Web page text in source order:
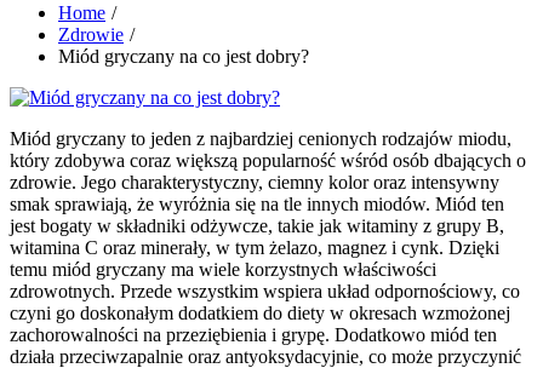
Home
Zdrowie
Miód gryczany na co jest dobry?
Miód gryczany to jeden z najbardziej cenionych rodzajów miodu,
który zdobywa coraz większą popularność wśród osób dbających o
zdrowie. Jego charakterystyczny, ciemny kolor oraz intensywny
smak sprawiają, że wyróżnia się na tle innych miodów. Miód ten
jest bogaty w składniki odżywcze, takie jak witaminy z grupy B,
witamina C oraz minerały, w tym żelazo, magnez i cynk. Dzięki
temu miód gryczany ma wiele korzystnych właściwości
zdrowotnych. Przede wszystkim wspiera układ odpornościowy, co
czyni go doskonałym dodatkiem do diety w okresach wzmożonej
zachorowalności na przeziębienia i grypę. Dodatkowo miód ten
działa przeciwzapalnie oraz antyoksydacyjnie, co może przyczynić